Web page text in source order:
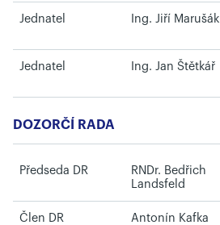
Jednatel Ing. Jiří Marušák
Jednatel Ing. Jan Štětkář
DOZORČÍ RADA
Předseda DR
RNDr. Bedřich
Landsfeld
Člen DR Antonín Kafka